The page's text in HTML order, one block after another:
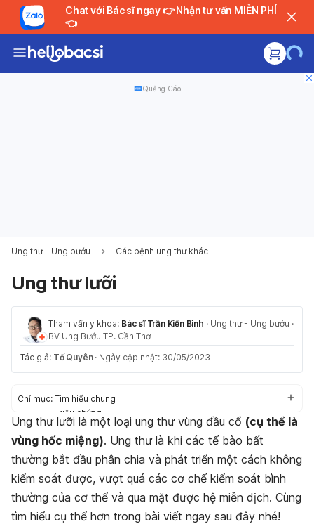
Chat với Bác sĩ ngay 👉 Nhận tư vấn MIỄN PHÍ
👈
Quảng Cáo
Ung thư - Ung bướu Các bệnh ung thư khác
Ung thư lưỡi
Tham vấn y khoa: Bác sĩ Trần Kiến Bình · Ung thư - Ung bướu ·
BV Ung Bướu TP. Cần Thơ
Tác giả: Tố Quyên · Ngày cập nhật: 30/05/2023
Chỉ mục: Tìm hiểu chung
Triệu chứng
Nguyên nhân
Chẩn đoán và điều trị
Ung thư lưỡi là một loại ung thư vùng đầu cổ (cụ thể là
vùng hốc miệng). Ung thư là khi các tế bào bất
thường bắt đầu phân chia và phát triển một cách không
kiểm soát được, vượt quá các cơ chế kiểm soát bình
thường của cơ thể và qua mặt được hệ miễn dịch. Cùng
tìm hiểu cụ thể hơn trong bài viết ngay sau đây nhé!